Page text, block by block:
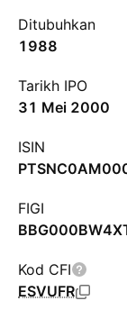
Ditubuhkan
1988
Tarikh IPO
31 Mei 2000
ISIN
FIGI
Kod CFI
ESVUFR